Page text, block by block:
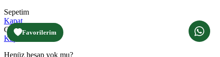
Sepetim
Kapat
Giriş yap
Kapat
Henüz hesap yok mu?
Favorilerim